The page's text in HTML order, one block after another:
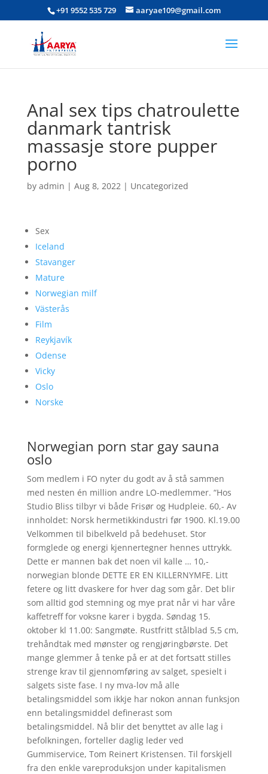
+91 9552 535 729 aaryae109@gmail.com
Anal sex tips chatroulette
danmark tantrisk
massasje store pupper
porno
by admin | Aug 8, 2022| Uncategorized
Sex
Iceland
Stavanger
Mature
Norwegian milf
Västerås
Film
Reykjavík
Odense
Vicky
Oslo
Norske
Norwegian porn star gay sauna
oslo
Som medlem i FO nyter du godt av å stå sammen
med nesten én million andre LO-medlemmer. “Hos
Studio Bliss tilbyr vi både Frisør og Hudpleie. 60,- Av
innholdet: Norsk hermetikkindustri før 1900. Kl.19.00
Velkommen til bibelkveld på bedehuset. Stor
formglede og energi kjennertegner hennes uttrykk.
Dette er mannen bak det noen vil kalle … 10,-
norwegian blonde DETTE ER EN KILLERNYMFE. Litt
fetere og litt dvaskere for hver dag som går. Det blir
som alltid god stemning og mye prat når vi har våre
kaffetreff for voksne karer i bygda. Søndag 15.
oktober kl 11.00: Sangmøte. Rustfritt stålblad 5,5 cm,
trehåndtak med mønster og rengjøringbørste. Det
mange glemmer å tenke på er at det fortsatt stilles
strenge krav til gjennomføring av salget, spesielt i
salgets siste fase. I ny mva-lov må alle
betalingsmiddel som ikkje har nokon annan funksjon
enn betalingsmiddel definerast som
betalingsmiddel. Nå blir det benyttet av alle lag i
befolkningen, forteller daglig leder ved
Gummiservice, Tom Reinert Kristensen. Til forskjell
fra den enkle vareproduksjon under kapitalismen